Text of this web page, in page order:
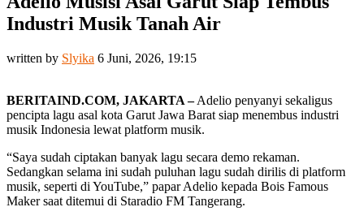
Industri Musik Tanah Air
written by Slyika 6 Juni, 2026, 19:15
BERITAIND.COM, JAKARTA –Adelio penyanyi sekaligus
pencipta lagu asal kota Garut Jawa Barat siap menembus industri
musik Indonesia lewat platform musik.
“Saya sudah ciptakan banyak lagu secara demo rekaman.
Sedangkan selama ini sudah puluhan lagu sudah dirilis di platform
musik, seperti di YouTube,” papar Adelio kepada Bois Famous
Maker saat ditemui di Staradio FM Tangerang.